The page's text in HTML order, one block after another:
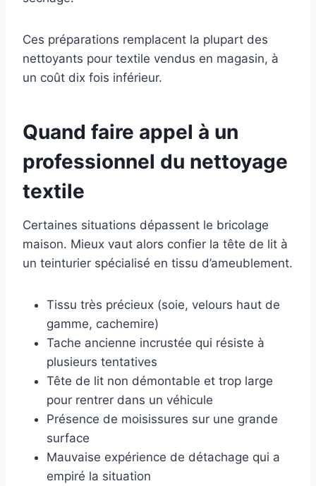
Ces préparations remplacent la plupart des
nettoyants pour textile vendus en magasin, à
un coût dix fois inférieur.
Quand faire appel à un
professionnel du nettoyage
textile
Certaines situations dépassent le bricolage
maison. Mieux vaut alors confier la tête de lit à
un teinturier spécialisé en tissu d’ameublement.
Tissu très précieux (soie, velours haut de
gamme, cachemire)
Tache ancienne incrustée qui résiste à
plusieurs tentatives
Tête de lit non démontable et trop large
pour rentrer dans un véhicule
Présence de moisissures sur une grande
surface
Mauvaise expérience de détachage qui a
empiré la situation